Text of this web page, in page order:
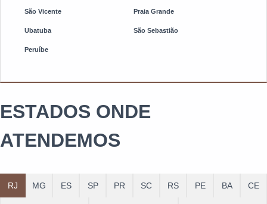
São Vicente Praia Grande
Ubatuba São Sebastião
Peruíbe
ESTADOS ONDE
ATENDEMOS
RJ MG ES SP PR SC RS PE BA CE